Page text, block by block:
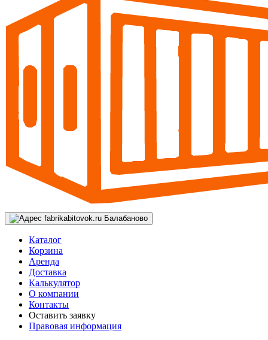
Балабаново
Каталог
Корзина
Аренда
Доставка
Калькулятор
О компании
Контакты
Оставить заявку
Правовая информация